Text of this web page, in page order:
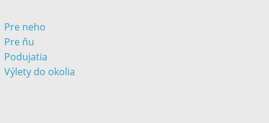
Pre neho
Pre ňu
Podujatia
Výlety do okolia